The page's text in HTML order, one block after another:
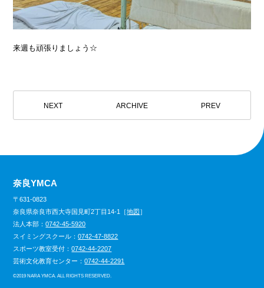
来週も頑張りましょう☆
NEXT ARCHIVE PREV
奈良YMCA
〒631-0823
奈良県奈良市西大寺国見町2丁目14-1［地図］
法人本部：0742-45-5920
スイミングスクール：0742-47-8822
スポーツ教室受付：0742-44-2207
芸術文化教育センター：0742-44-2291
©2019 NARA YMCA. ALL RIGHTS RESERVED.